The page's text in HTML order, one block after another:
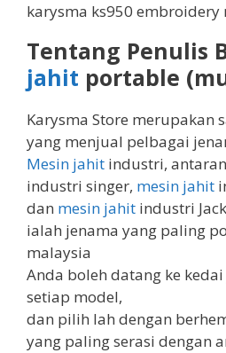
karysma ks950 embroidery
Tentang Penulis
jahit portable
Karysma Store merupakan
yang menjual pelbagai
Mesin jahit industri,
industri singer, mesin jahit
dan mesin jahit industri
ialah jenama yang paling
malaysia
Anda boleh datang ke
setiap model,
dan pilih lah dengan
yang paling serasi dengan